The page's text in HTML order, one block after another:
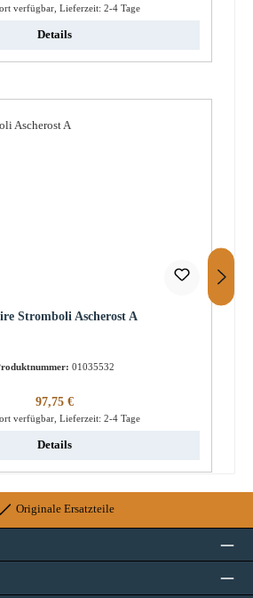
verfügbar, Lieferzeit: 2-4 Tage
Details
Stromboli Ascherost A
01035532
Regulärer Preis:
97,75 €
verfügbar, Lieferzeit: 2-4 Tage
Details
Originale Ersatzteile